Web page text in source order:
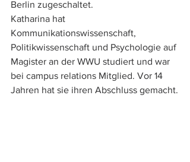
Berlin zugeschaltet.
Katharina hat
Kommunikationswissenschaft,
Politikwissenschaft und Psychologie auf
Magister an der WWU studiert und war
bei campus relations Mitglied. Vor 14
Jahren hat sie ihren Abschluss gemacht.